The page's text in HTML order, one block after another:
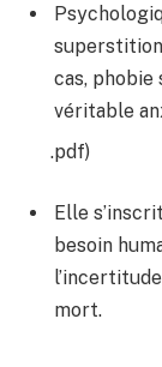
cas, phobie
véritable
.pdf)
Elle
besoin
mort.